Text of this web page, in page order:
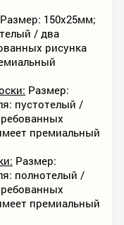
Размер: 150х25мм;
/ два
рисунка
Размер:
пустотелый /
премиальный
Размер:
полнотелый /
премиальный